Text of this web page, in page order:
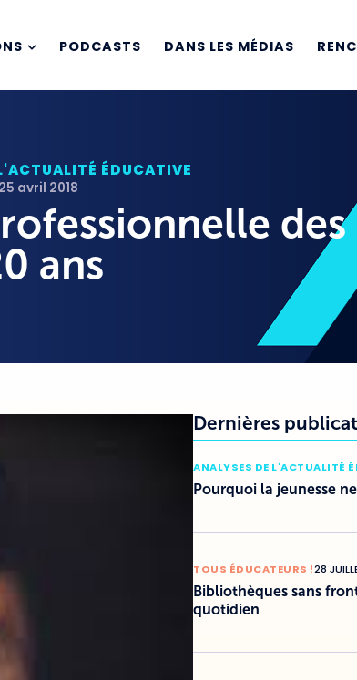
PODCASTS DANS LES MÉDIAS
ÉDUCATIVE
25 avril 2018
des
ans
Dernières
ANALYSES DE L'ACTUALITÉ
Pourquoi la jeunesse
TOUS ÉDUCATEURS !28
Bibliothèques sans
quotidien